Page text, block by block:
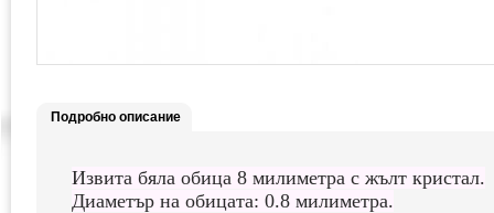
Подробно описание
Извита бяла обица 8 милиметра с жълт кристал.
Диаметър на обицата: 0.8 милиметра.